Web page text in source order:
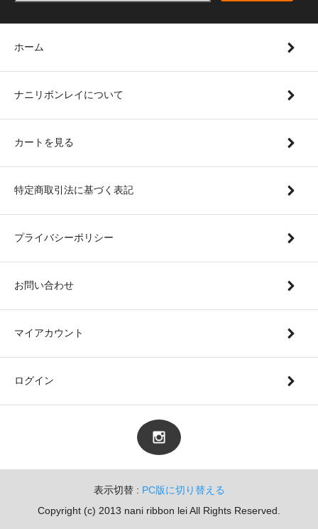
ホーム
ナニリボンレイについて
カートを見る
特定商取引法に基づく表記
プライバシーポリシー
お問い合わせ
マイアカウント
ログイン
表示切替 : PC版に切り替える
Copyright (c) 2013 nani ribbon lei All Rights Reserved.